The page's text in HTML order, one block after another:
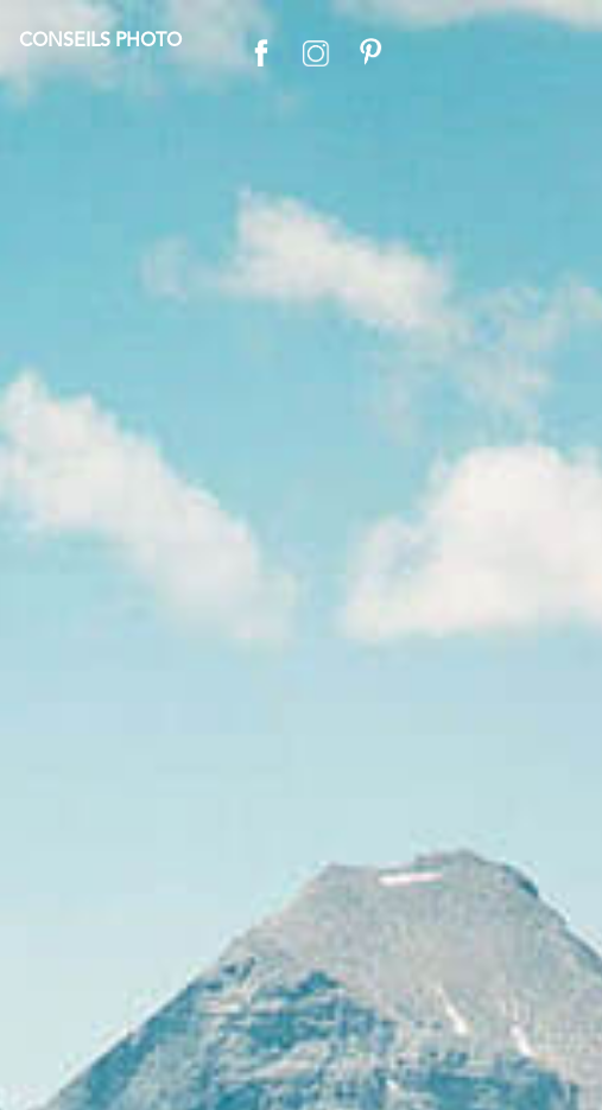
CONSEILS PHOTO